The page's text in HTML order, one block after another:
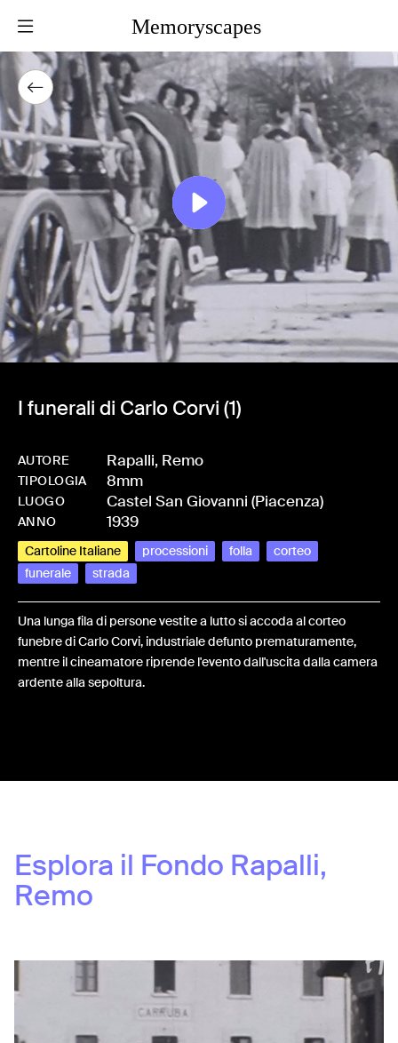
Memoryscapes
I funerali di Carlo Corvi (1)
AUTORE Rapalli, Remo
TIPOLOGIA 8mm
LUOGO Castel San Giovanni (Piacenza)
ANNO 1939
Cartoline Italiane processioni folla
corteo
funerale
strada
Una lunga fila di persone vestite a lutto si accoda al corteo
funebre di Carlo Corvi, industriale defunto prematuramente,
mentre il cineamatore riprende l'evento dall'uscita dalla camera
ardente alla sepoltura.
Esplora il Fondo Rapalli,
Remo